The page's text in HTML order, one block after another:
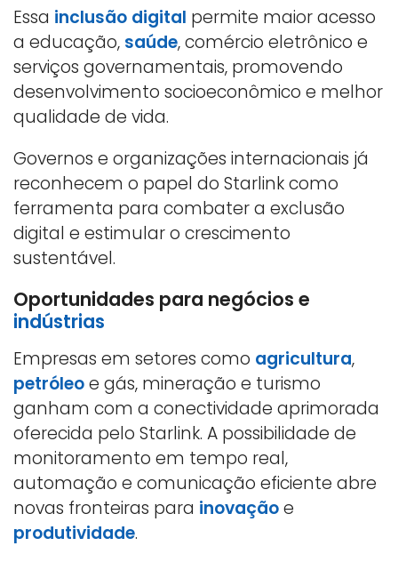
Essa inclusão digital permite maior acesso
a educação, saúde, comércio eletrônico e
serviços governamentais, promovendo
desenvolvimento socioeconômico e melhor
qualidade de vida.
Governos e organizações internacionais já
reconhecem o papel do Starlink como
ferramenta para combater a exclusão
digital e estimular o crescimento
sustentável.
Oportunidades para negócios e
indústrias
Empresas em setores como agricultura,
petróleoe gás, mineração e turismo
ganham com a conectividade aprimorada
oferecida pelo Starlink. A possibilidade de
monitoramento em tempo real,
automação e comunicação eficiente abre
novas fronteiras para inovaçãoe
produtividade.